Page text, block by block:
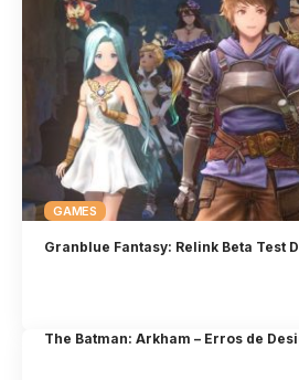
GAMES
Granblue Fantasy: Relink Beta Test
The Batman: Arkham – Erros de